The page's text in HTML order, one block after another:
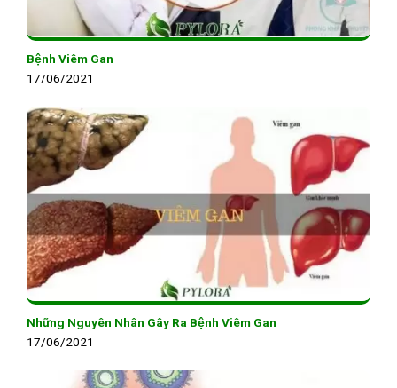
Bệnh Viêm Gan
17/06/2021
Những Nguyên Nhân Gây Ra Bệnh Viêm Gan
17/06/2021